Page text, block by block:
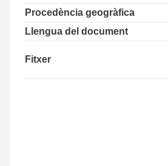
Procedència geogràfica
Llengua del document
Fitxer